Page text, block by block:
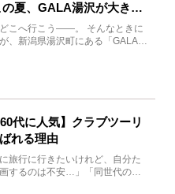
夏、GALA湯沢が大きく
る
こへ行こう――。 そんなときに
、新潟県湯沢町にある「GALA湯
60代に人気】クラブツーリ
れる理由
に旅行に行きたいけれど、自分た
するのは不安…」「同世代の方